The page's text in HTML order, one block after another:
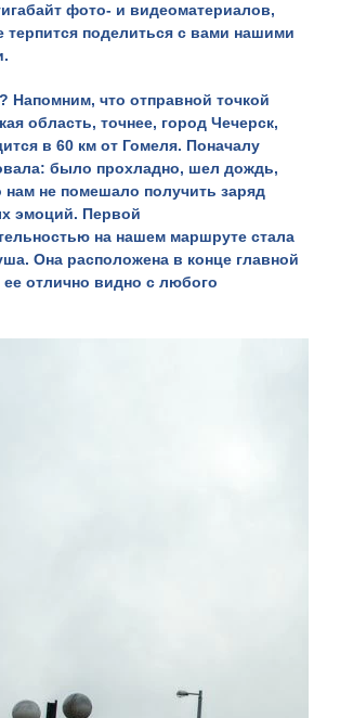
фото- и видеоматериалов,
терпится поделиться с вами нашими
Напомним, что отправной точкой
область, точнее, город Чечерск,
в 60 км от Гомеля. Поначалу
было прохладно, шел дождь,
нам не помешало получить заряд
эмоций. Первой
на нашем маршруте стала
. Она расположена в конце главной
отлично видно с любого